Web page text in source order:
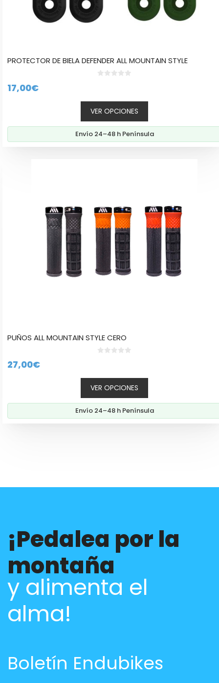
PROTECTOR DE BIELA DEFENDER ALL MOUNTAIN STYLE
17,00€
VER OPCIONES
Envío 24–48 h Península
PUÑOS ALL MOUNTAIN STYLE CERO
5
27,00€
VER OPCIONES
Envío 24–48 h Península
¡Pedalea por la
montaña
y alimenta el
alma!
Boletín Endubikes